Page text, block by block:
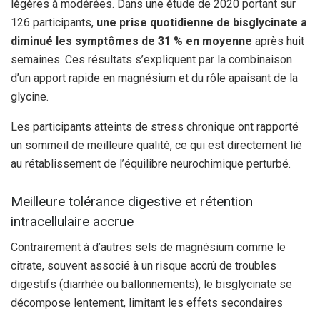
légères à modérées. Dans une étude de 2020 portant sur
126 participants, une prise quotidienne de bisglycinate a
diminué les symptômes de 31 % en moyenne après huit
semaines. Ces résultats s’expliquent par la combinaison
d’un apport rapide en magnésium et du rôle apaisant de la
glycine.
Les participants atteints de stress chronique ont rapporté
un sommeil de meilleure qualité, ce qui est directement lié
au rétablissement de l’équilibre neurochimique perturbé.
Meilleure tolérance digestive et rétention
intracellulaire accrue
Contrairement à d’autres sels de magnésium comme le
citrate, souvent associé à un risque accrû de troubles
digestifs (diarrhée ou ballonnements), le bisglycinate se
décompose lentement, limitant les effets secondaires